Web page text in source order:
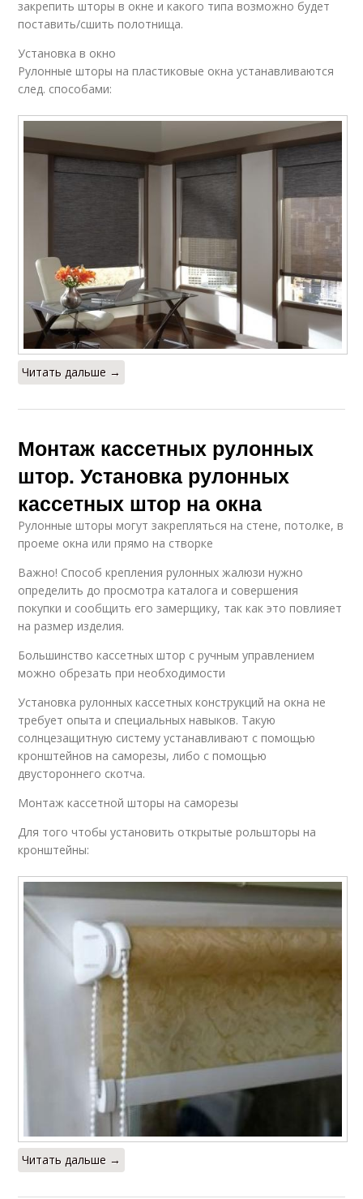
закрепить шторы в окне и какого типа возможно будет
поставить/сшить полотнища.
Установка в окно
Рулонные шторы на пластиковые окна устанавливаются
след. способами:
Читать дальше →
Монтаж кассетных рулонных
штор. Установка рулонных
кассетных штор на окна
Рулонные шторы могут закрепляться на стене, потолке, в
проеме окна или прямо на створке
Важно! Способ крепления рулонных жалюзи нужно
определить до просмотра каталога и совершения
покупки и сообщить его замерщику, так как это повлияет
на размер изделия.
Большинство кассетных штор с ручным управлением
можно обрезать при необходимости
Установка рулонных кассетных конструкций на окна не
требует опыта и специальных навыков. Такую
солнцезащитную систему устанавливают с помощью
кронштейнов на саморезы, либо с помощью
двустороннего скотча.
Монтаж кассетной шторы на саморезы
Для того чтобы установить открытые рольшторы на
кронштейны:
Читать дальше →